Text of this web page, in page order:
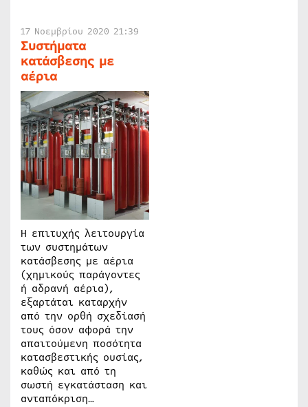
17 Νοεμβρίου 2020 21:39
Συστήματα
κατάσβεσης με
αέρια
Η επιτυχής λειτουργία
των συστημάτων
κατάσβεσης με αέρια
(χημικούς παράγοντες
ή αδρανή αέρια),
εξαρτάται καταρχήν
από την ορθή σχεδίασή
τους όσον αφορά την
απαιτούμενη ποσότητα
κατασβεστικής ουσίας,
καθώς και από τη
σωστή εγκατάσταση και
ανταπόκριση…